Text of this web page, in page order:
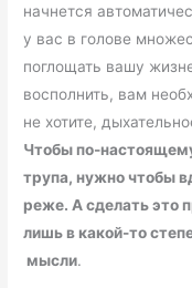
начнется
у вас в голове
поглощать вашу
восполнить, вам
не хотите,
Чтобы по-
трупа, нужно чтобы
реже. А сделать это
лишь в какой-то
мысли.